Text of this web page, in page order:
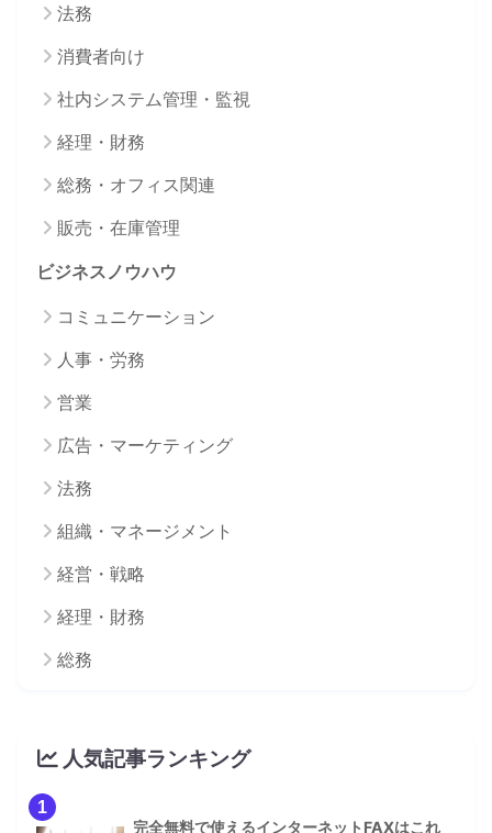
法務
消費者向け
社内システム管理・監視
経理・財務
総務・オフィス関連
販売・在庫管理
ビジネスノウハウ
コミュニケーション
人事・労務
営業
広告・マーケティング
法務
組織・マネージメント
経営・戦略
経理・財務
総務
人気記事ランキング
1
完全無料で使えるインターネットFAXはこれ